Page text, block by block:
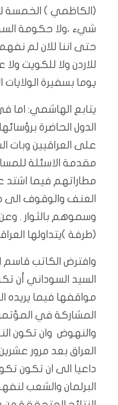
(الكاظمي ) الخمسة
شيء ،ولا حكومة
حتى اننا للان لم
يوما بسفيرة الولايات
يتابع الهاشمي: اما
الدول الحاضرة
على العراقيين
مقدمة الاسئلة
مطاراتهم فيما اشتد
العنف والوقوف
وسموهم بالثوار .
(طرفة )يتداولها
وافترض الكاتب
السيد السوداني أن
مواقفها فيما يريده
المشاركة في
والنهوض وان تكون
العراق بعد مرور
داعيا الى ان تكون
البرلمان والشعب